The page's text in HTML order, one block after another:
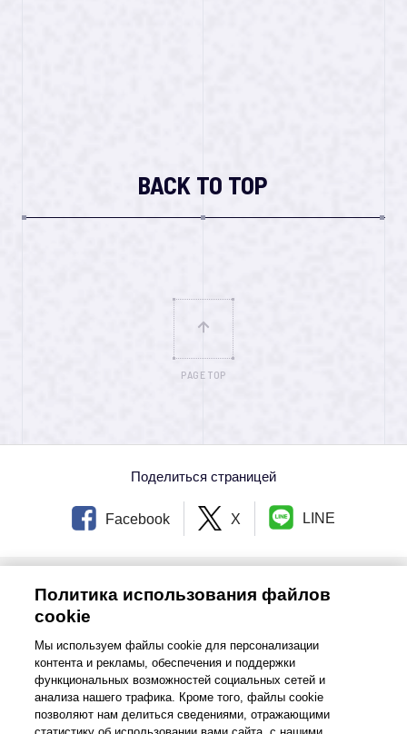
BACK TO TOP
PAGE TOP
Поделиться страницей
Facebook X LINE
Широкий набор оригинальных технологий｜История бренда
Brother｜Brother
Международная сеть
Условия и Положения
Политика использования файлов
cookie
Мы используем файлы cookie для персонализации
контента и рекламы, обеспечения и поддержки
функциональных возможностей социальных сетей и
анализа нашего трафика. Кроме того, файлы cookie
позволяют нам делиться сведениями, отражающими